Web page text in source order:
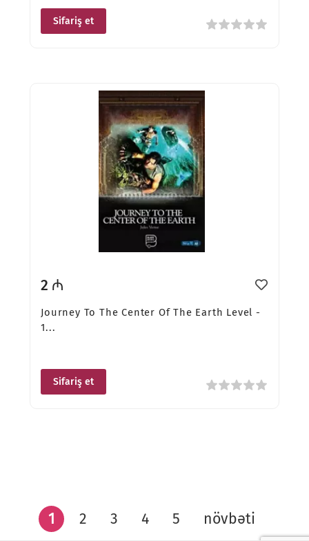
Sifariş et
2 ₼
Journey To The Center Of The Earth Level -
1...
Sifariş et
1 2 3 4 5 növbəti